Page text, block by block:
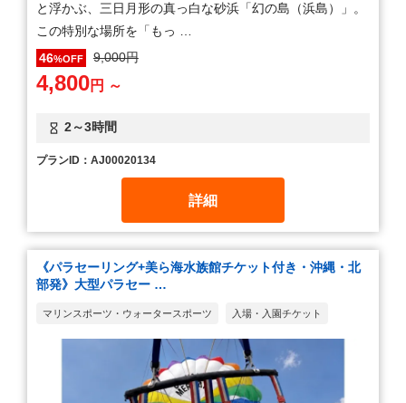
と浮かぶ、三日月形の真っ白な砂浜「幻の島（浜島）」。
この特別な場所を「もっ …
2～3時間
46%OFF 9,000円
4,800円 ～
プランID：AJ00020134
詳細
《パラセーリング+美ら海水族館チケット付き・沖縄・北
部発》大型パラセー …
マリンスポーツ・ウォータースポーツ 入場・入園チケット